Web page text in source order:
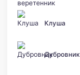
Клуша
Дубровник